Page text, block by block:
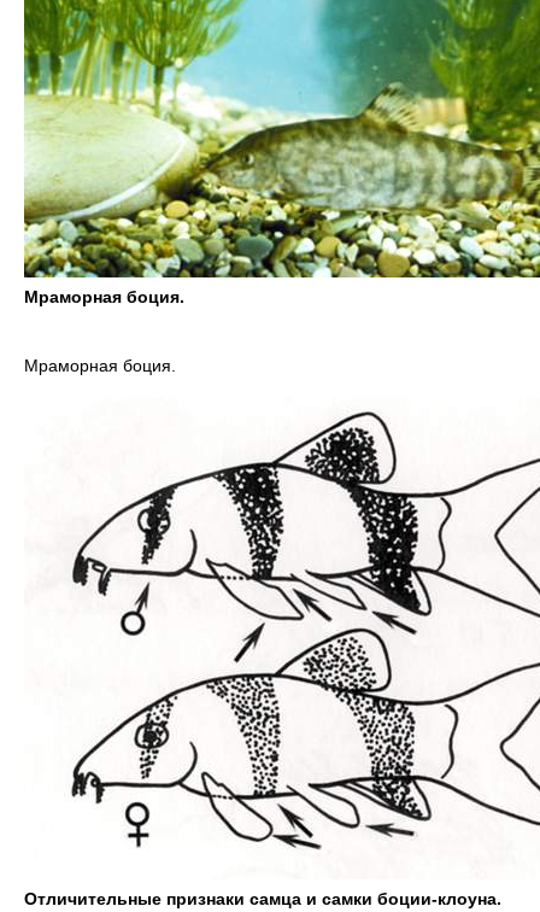
Мраморная боция.
Мраморная боция.
Отличительные признаки самца и самки боции-клоуна.